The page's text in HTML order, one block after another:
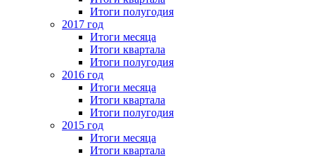
Итоги полугодия
2017 год
Итоги месяца
Итоги квартала
Итоги полугодия
2016 год
Итоги месяца
Итоги квартала
Итоги полугодия
2015 год
Итоги месяца
Итоги квартала